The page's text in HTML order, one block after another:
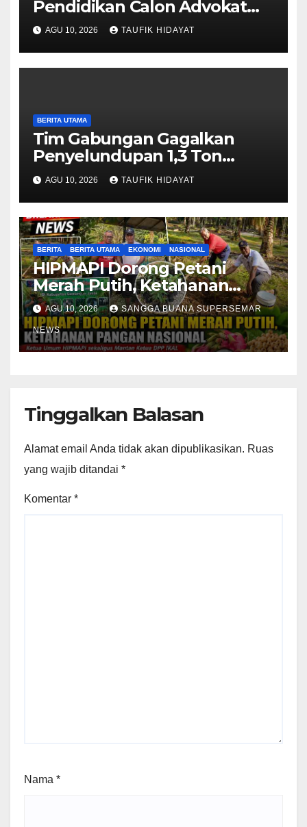
Pendidikan Calon Advokat
melalui PKPA
AGU 10, 2026 TAUFIK HIDAYAT
BERITA UTAMA
Tim Gabungan Gagalkan
Penyelundupan 1,3 Ton
Ketamine HCL di Perairan
Natuna
AGU 10, 2026 TAUFIK HIDAYAT
BERITA BERITA UTAMA EKONOMI NASIONAL
HIPMAPI Dorong Petani
Merah Putih, Ketahanan
Pangan Nasional
AGU 10, 2026 SANGGA BUANA SUPERSEMAR
NEWS
Tinggalkan Balasan
Alamat email Anda tidak akan dipublikasikan. Ruas
yang wajib ditandai *
Komentar *
Nama *